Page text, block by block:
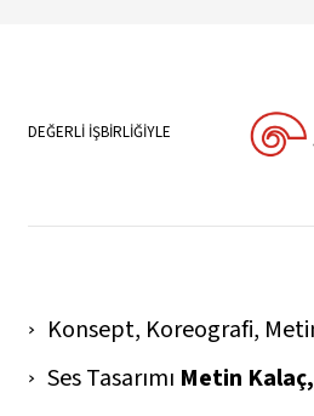
DEĞERLİ İŞBİRLİĞİYLE
Konsept, Koreografi,
Ses Tasarımı Metin